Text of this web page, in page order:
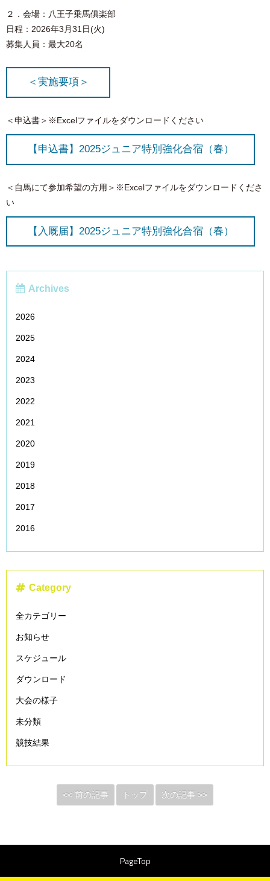
２．会場：八王子乗馬俱楽部
日程：2026年3月31日(火)
募集人員：最大20名
＜実施要項＞
＜申込書＞※Excelファイルをダウンロードください
【申込書】2025ジュニア特別強化合宿（春）
＜自馬にて参加希望の方用＞※Excelファイルをダウンロードくださ
い
【入厩届】2025ジュニア特別強化合宿（春）
Archives
2026
2025
2024
2023
2022
2021
2020
2019
2018
2017
2016
Category
全カテゴリー
お知らせ
スケジュール
ダウンロード
大会の様子
未分類
競技結果
<< 前の記事 トップ 次の記事 >>
PageTop